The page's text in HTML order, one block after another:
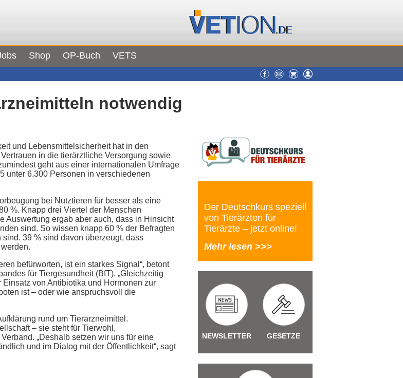
Shop OP-Buch VETS
notwendig
und Lebensmittelsicherheit hat in den
in die tierärztliche Versorgung sowie
geht aus einer internationalen Umfrage
unter 6.300 Personen in verschiedenen
bei Nutztieren für besser als eine
%. Knapp drei Viertel der Menschen
Auswertung ergab aber auch, dass in Hinsicht
sind. So wissen knapp 60 % der Befragten
39 % sind davon überzeugt, dass
befürworten, ist ein starkes Signal“, betont
für Tiergesundheit (BfT). „Gleichzeitig
von Antibiotika und Hormonen zur
ist – oder wie anspruchsvoll die
rund um Tierarzneimittel.
– sie steht für Tierwohl,
„Deshalb setzen wir uns für eine
und im Dialog mit der Öffentlichkeit“, sagt
Der Deutschkurs speziell
von Tierärzten für
Tierärzte – jetzt online!
Mehr lesen >>>
NEWSLETTER GESETZE